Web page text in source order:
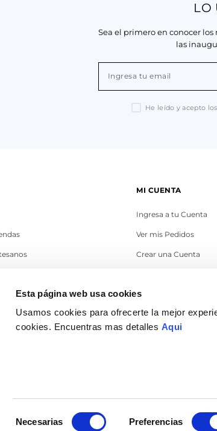
Esta página web usa cookies
Usamos cookies para ofrecerte la mejor
cookies. Encuentras mas detalles Aqui
Necesarias Preferencias
LO
Sea el primero en conocer los
las
He leído y acepto los
nosotros
MI CUENTA
Ingresa a tu Cuenta
Ver mis Pedidos
Crear una Cuenta
© 2022 Ilaría
DISEÑO